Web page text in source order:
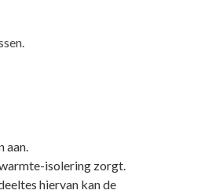
aan.
isolering zorgt.
hiervan kan de